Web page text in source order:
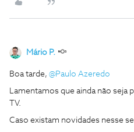
Mário P.
Boa tarde, ​ @Paulo Azeredo
Lamentamos que ainda não seja
TV.
Caso existam novidades nesse